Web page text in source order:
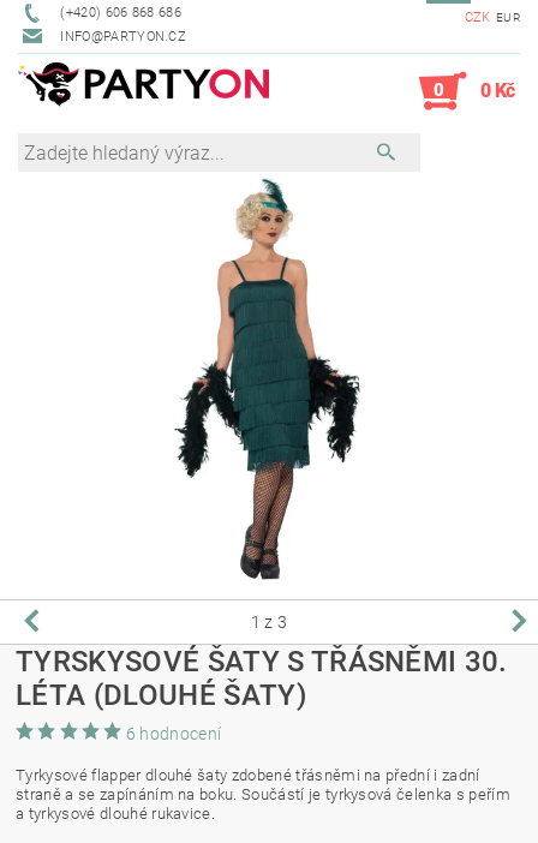
(+420) 606 868 686
INFO@PARTYON.CZ
CZK EUR
0 0 Kč
1 z 3
TYRSKYSOVÉ ŠATY S TŘÁSNĚMI 30.
LÉTA (DLOUHÉ ŠATY)
6 hodnocení
Tyrkysové flapper dlouhé šaty zdobené třásněmi na přední i zadní
straně a se zapínáním na boku. Součástí je tyrkysová čelenka s peřím
a tyrkysové dlouhé rukavice.